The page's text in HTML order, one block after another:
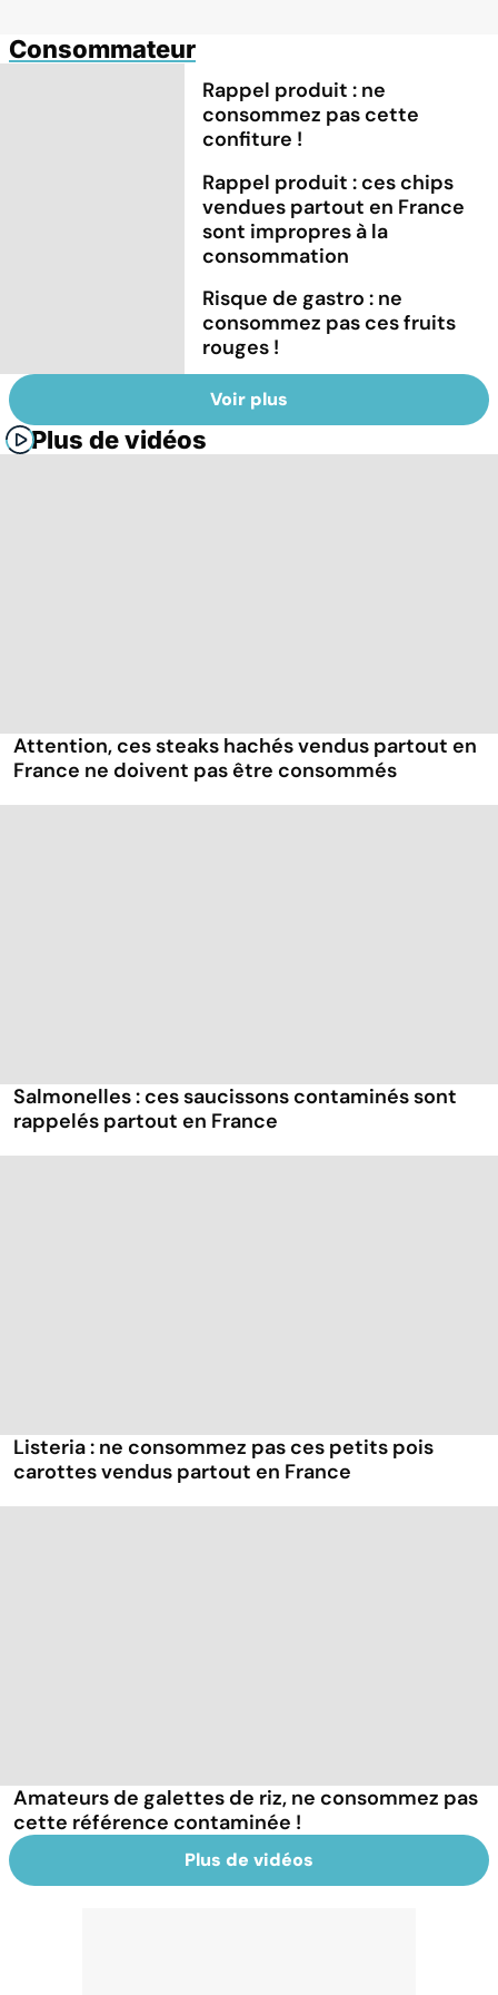
Consommateur
Rappel produit : ne
consommez pas cette
confiture !
Rappel produit : ces chips
vendues partout en France
sont impropres à la
consommation
Risque de gastro : ne
consommez pas ces fruits
rouges !
Voir plus
Plus de vidéos
Attention, ces steaks hachés vendus partout en
France ne doivent pas être consommés
Salmonelles : ces saucissons contaminés sont
rappelés partout en France
Listeria : ne consommez pas ces petits pois
carottes vendus partout en France
Amateurs de galettes de riz, ne consommez pas
cette référence contaminée !
Plus de vidéos